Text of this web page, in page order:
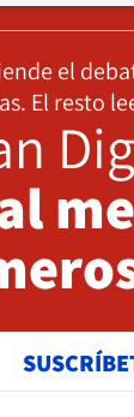
el
El resto